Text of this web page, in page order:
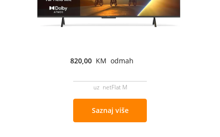
820,00 KM odmah
uz netFlat M
Saznaj više